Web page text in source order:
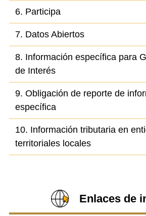
6. Participa
7. Datos Abiertos
8. Información específica para
de Interés
9. Obligación de reporte de
específica
10. Información tributaria en
territoriales locales
Enlaces de